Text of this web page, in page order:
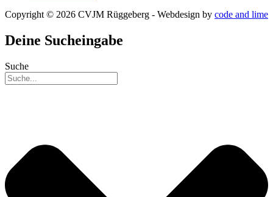
Copyright © 2026 CVJM Rüggeberg - Webdesign by code and lime
Deine Sucheingabe
Suche